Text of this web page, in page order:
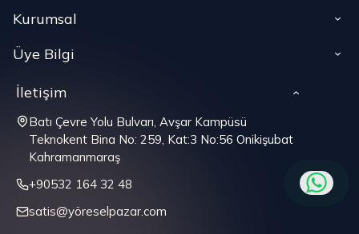
Kurumsal
Üye Bilgi
İletişim
Batı Çevre Yolu Bulvarı, Avşar Kampüsü
Teknokent Bina No: 259, Kat:3 No:56 Onikişubat
Kahramanmaraş
+90532 164 32 48
satis@yöreselpazar.com